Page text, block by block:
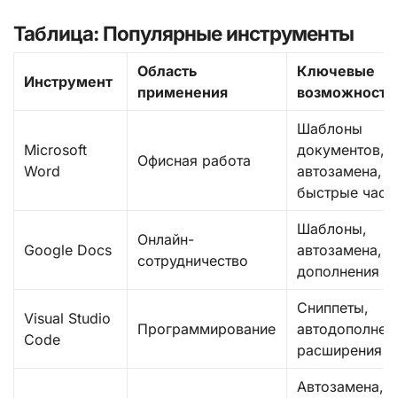
Таблица: Популярные инструменты
Инструмент
Область
применения
Ключевые
возможности
Microsoft
Word
Офисная работа
Шаблоны
документов,
автозамена,
быстрые
Google Docs
Онлайн-
сотрудничество
Шаблоны,
автозамена,
дополнения
Visual Studio
Code
Программирование
Сниппеты,
расширения
Автозамена,